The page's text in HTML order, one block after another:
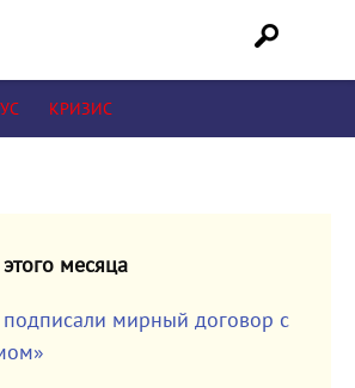
КРИЗИС
месяца
мирный договор с